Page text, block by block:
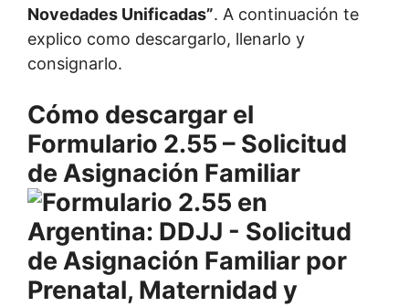
Novedades Unificadas”. A continuación te
explico como descargarlo, llenarlo y
consignarlo.
Cómo descargar el
Formulario 2.55 – Solicitud
de Asignación Familiar